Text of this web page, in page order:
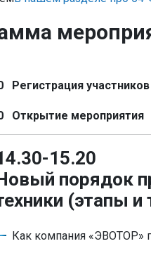
Регистрация участников
Открытие мероприятия
15.20
порядок
(этапы
Как компания «ЭВОТОР»